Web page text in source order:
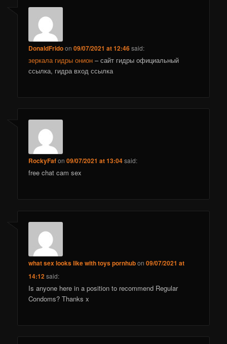
DonaldFridoon09/07/2021 at 12:46said:
зеркала гидры онион – сайт гидры официальный
ссылка, гидра вход ссылка
RockyFafon09/07/2021 at 13:04said:
free chat cam sex
what sex looks like with toys pornhubon09/07/2021 at
14:12said:
Is anyone here in a position to recommend Regular
Condoms? Thanks x